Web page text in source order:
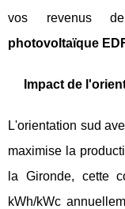
vos revenus
photovoltaïque
Impact de
L'orientation sud
maximise la
la Gironde, cette
kWh/kWc